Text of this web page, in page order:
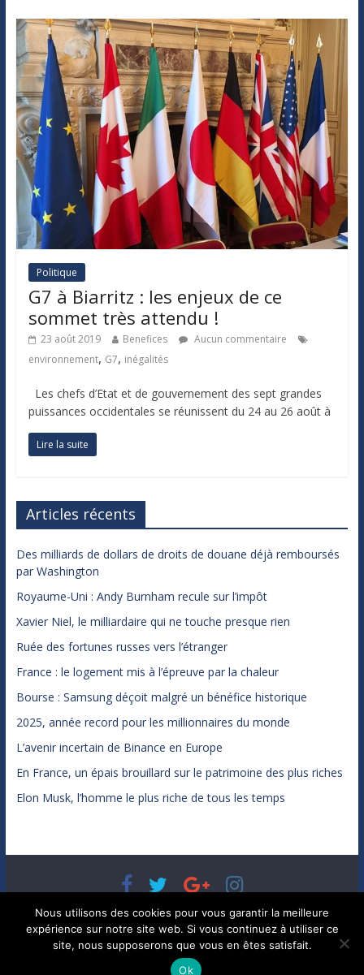
Politique
G7 à Biarritz : les enjeux de ce
sommet très attendu !
23 août 2019 Benefices
Aucun commentaire
environnement, G7, inégalités
Les chefs d’Etat et de gouvernement des sept grandes
puissances occidentales se réunissent du 24 au 26 août à
Lire la suite
Articles récents
Des milliards de dollars de droits de douane déjà remboursés
par Washington
Royaume-Uni : Andy Burnham recule sur l’impôt
Xavier Niel, le milliardaire qui ne touche presque rien
Ruée des fortunes russes vers l’étranger
France : le logement mis à l’épreuve par la chaleur
Bourse : Samsung déçoit malgré un bénéfice historique
2025, année record pour les millionnaires du monde
L’avenir incertain de Binance en Europe
En France, un épais brouillard sur le patrimoine des plus riches
Elon Musk, l’homme le plus riche de tous les temps
Copyright © 2026Bénéfices, l'actualité de votre argent, de
votre patrimoine et de vos placements . Tous droits réservés.
Theme ColorMag parThemeGrill.. Propulsé par WordPress.
Nous utilisons des cookies pour vous garantir la meilleure
expérience sur notre site web. Si vous continuez à utiliser ce
site, nous supposerons que vous en êtes satisfait.
Ok